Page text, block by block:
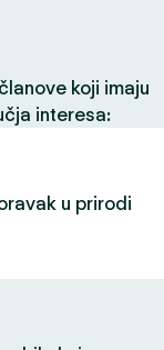
koji imaju
interesa:
u prirodi